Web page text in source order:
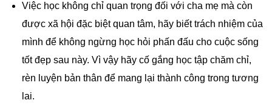
Việc học không chỉ quan trọng đối với cha mẹ mà còn
được xã hội đặc biệt quan tâm, hãy biết trách nhiệm của
mình để không ngừng học hỏi phấn đấu cho cuộc sống
tốt đẹp sau này. Vì vậy hãy cố gắng học tập chăm chỉ,
rèn luyện bản thân để mang lại thành công trong tương
lai.